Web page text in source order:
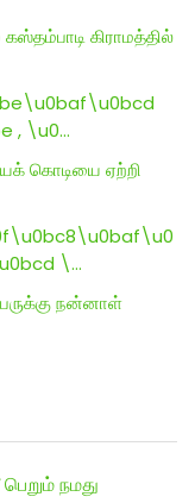
கிராமத்தில்
, \u0…
கொடியை ஏற்றி
\…
நன்னாள்
நமது